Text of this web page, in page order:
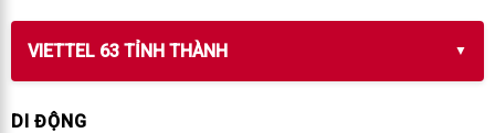
VIETTEL 63 TỈNH THÀNH
DI ĐỘNG